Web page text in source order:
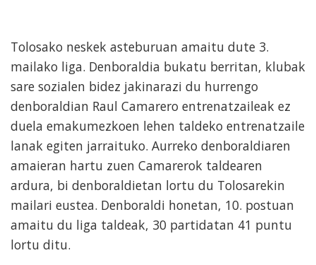
Tolosako neskek asteburuan amaitu dute 3.
mailako liga. Denboraldia bukatu berritan, klubak
sare sozialen bidez jakinarazi du hurrengo
denboraldian Raul Camarero entrenatzaileak ez
duela emakumezkoen lehen taldeko entrenatzaile
lanak egiten jarraituko. Aurreko denboraldiaren
amaieran hartu zuen Camarerok taldearen
ardura, bi denboraldietan lortu du Tolosarekin
mailari eustea. Denboraldi honetan, 10. postuan
amaitu du liga taldeak, 30 partidatan 41 puntu
lortu ditu.